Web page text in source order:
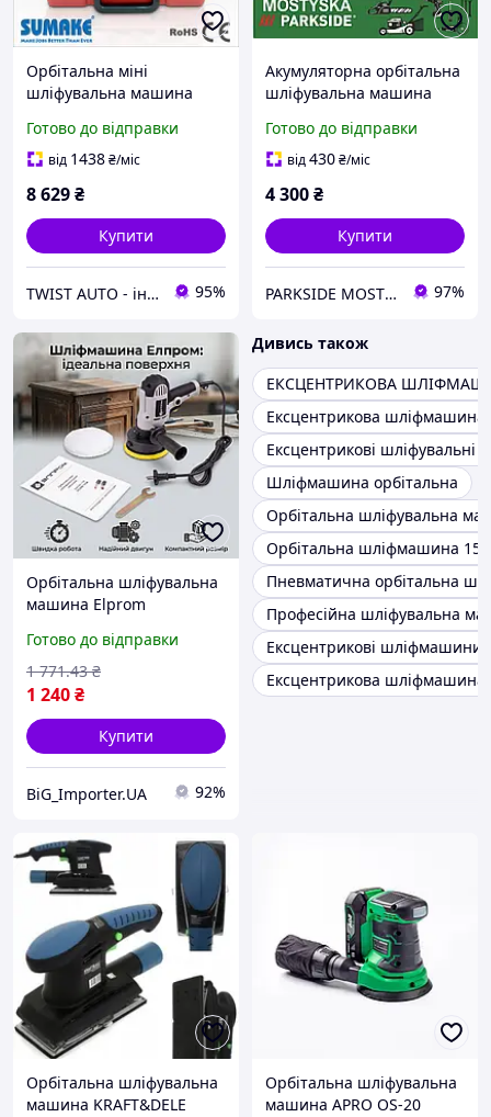
Орбітальна міні
шліфувальна машина
Готово до відправки
від 1438₴/міс
8 629₴
Купити
TWIST AUTO - інструмент за доступною ціною 95%
Акумуляторна орбітальна
шліфувальна машина
акумуляторна
ексцентрикова шліфмаш
Готово до відправки
від430₴/міс
4 300₴
Купити
PARKSIDE MOSTYSKA 97%
Орбітальна шліфувальна
машина Elprom
підтримкою обертів під
навантаженням для
фінішного шліфування
Готово до відправки
1 240₴
1 771.43 ₴
Купити
BiG_Importer.UA 92%
Дивись також
ЕКСЦЕНТРИКОВА
Ексцентрикова
Ексцентрикові шліфувальні
Шліфмашина орбітальна
Орбітальна шліфувальна
Орбітальна шліфмашина 150
Пневматична орбітальна
Професійна шліфувальна
Ексцентрикові шліфмашини
Ексцентрикова шліфмашина
Орбітальна шліфувальна
машина KRAFT&DELE
Орбітальна шліфувальна
машина APRO OS-20